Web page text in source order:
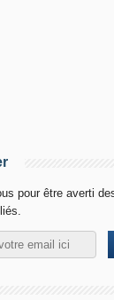
pour être averti